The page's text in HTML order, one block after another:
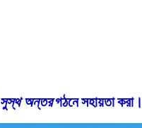
সুস্থ অন্তরগঠনে সহায়তা করা।